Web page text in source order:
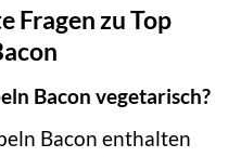
Fragen zu Top
Bacon vegetarisch?
Bacon enthalten